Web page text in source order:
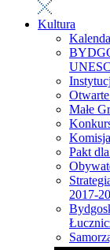
Kultura
Małe
Pakt
2017-